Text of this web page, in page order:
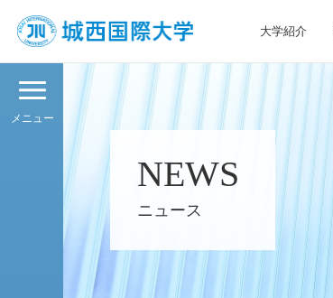
大学紹介
メニュー
NEWS
ニュース